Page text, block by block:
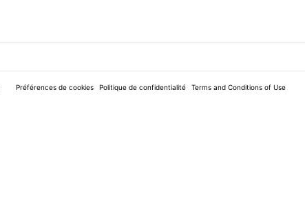
Préférences de cookies Politique de confidentialité Terms and Conditions of Use